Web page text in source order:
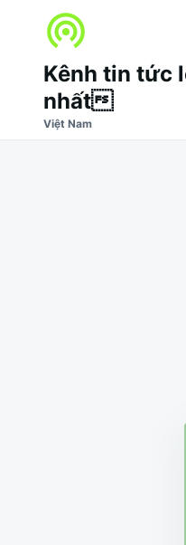
cho:
Kênh tin tức
nhất
Việt Nam